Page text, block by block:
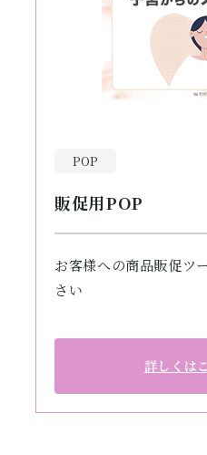
POP
販促用POP
お客様への商品販促ツ
さい
詳しくは